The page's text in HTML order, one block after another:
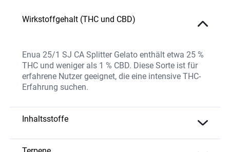
Wirkstoffgehalt (THC und CBD)
Enua 25/1 SJ CA Splitter Gelato enthält etwa 25 %
THC und weniger als 1 % CBD. Diese Sorte ist für
erfahrene Nutzer geeignet, die eine intensive THC-
Erfahrung suchen.
Inhaltsstoffe
Die Sorte bietet eine hohe THC-Konzentration und
natürliche Terpene, die das süßlich-cremige Aroma